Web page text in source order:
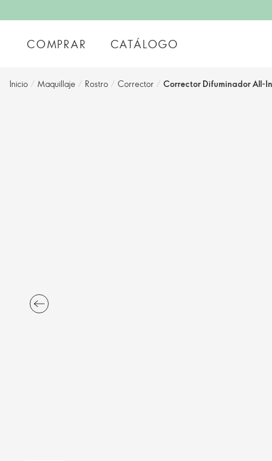
COMPRAR CATÁLOGO
Inicio / Maquillaje / Rostro / Corrector / Corrector Difuminador All-